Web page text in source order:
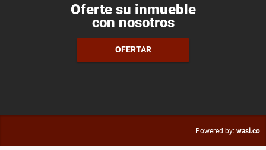
Oferte su inmueble
con nosotros
OFERTAR
Powered by: wasi.co